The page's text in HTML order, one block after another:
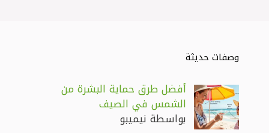
وصفات حديثة
أفضل طرق حماية البشرة من
الشمس في الصيف
بواسطة نيميبو